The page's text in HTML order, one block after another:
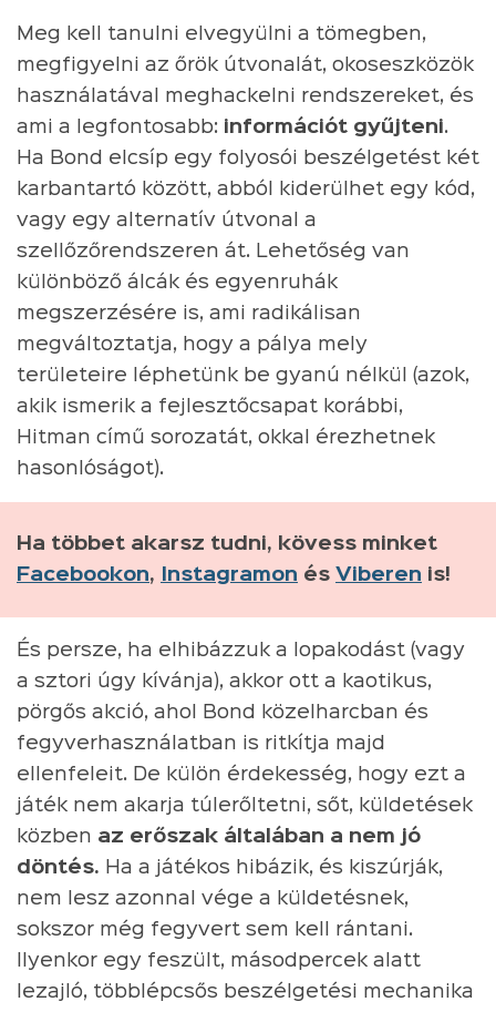
Meg kell tanulni elvegyülni a tömegben,
megfigyelni az őrök útvonalát, okoseszközök
használatával meghackelni rendszereket, és
ami a legfontosabb: információt gyűjteni.
Ha Bond elcsíp egy folyosói beszélgetést két
karbantartó között, abból kiderülhet egy kód,
vagy egy alternatív útvonal a
szellőzőrendszeren át. Lehetőség van
különböző álcák és egyenruhák
megszerzésére is, ami radikálisan
megváltoztatja, hogy a pálya mely
területeire léphetünk be gyanú nélkül (azok,
akik ismerik a fejlesztőcsapat korábbi,
Hitman című sorozatát, okkal érezhetnek
hasonlóságot).
Ha többet akarsz tudni, kövess minket
Facebookon, Instagramon és Viberen is!
És persze, ha elhibázzuk a lopakodást (vagy
a sztori úgy kívánja), akkor ott a kaotikus,
pörgős akció, ahol Bond közelharcban és
fegyverhasználatban is ritkítja majd
ellenfeleit. De külön érdekesség, hogy ezt a
játék nem akarja túlerőltetni, sőt, küldetések
közben az erőszak általában a nem jó
döntés. Ha a játékos hibázik, és kiszúrják,
nem lesz azonnal vége a küldetésnek,
sokszor még fegyvert sem kell rántani.
Ilyenkor egy feszült, másodpercek alatt
lezajló, többlépcsős beszélgetési mechanika